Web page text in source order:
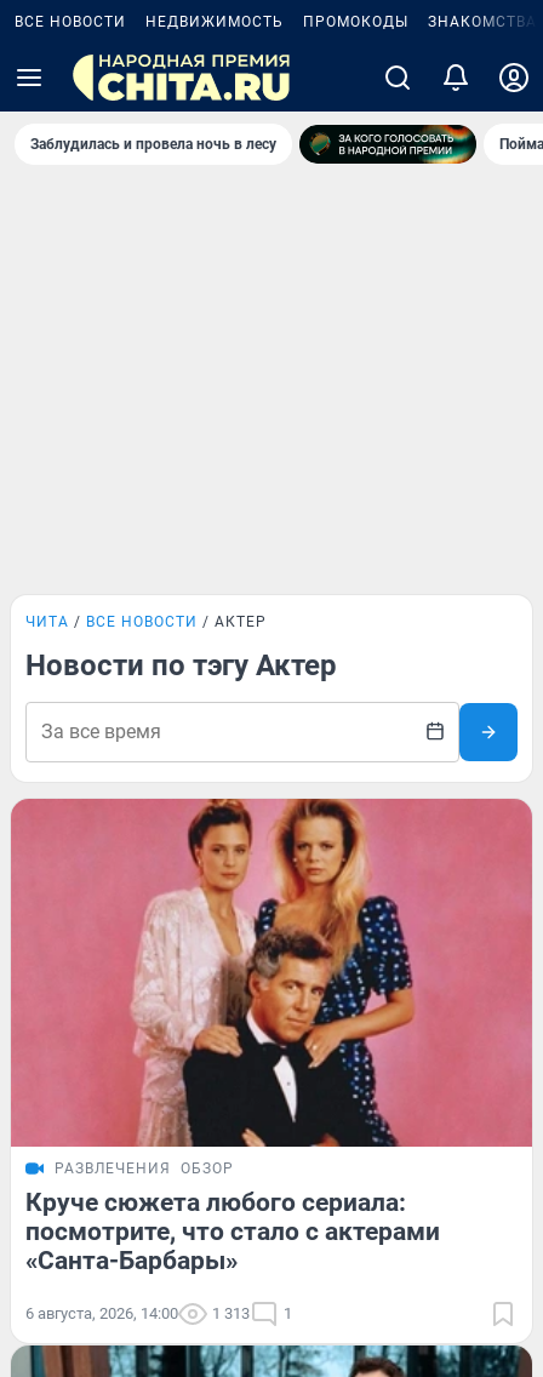
ВСЕ НОВОСТИ НЕДВИЖИМОСТЬ ПРОМОКОДЫ ЗНАКОМСТВА
Заблудилась и провела ночь в лесу
ЧИТА ВСЕ НОВОСТИ АКТЕР
Новости по тэгу Актер
РАЗВЛЕЧЕНИЯ ОБЗОР
Круче сюжета любого сериала:
посмотрите, что стало с актерами
«Санта-Барбары»
6 августа, 2026, 14:00 1 313 1